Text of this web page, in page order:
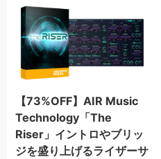
【73%OFF】AIR Music
Technology「The
Riser」イントロやブリッ
ジを盛り上げるライザーサ